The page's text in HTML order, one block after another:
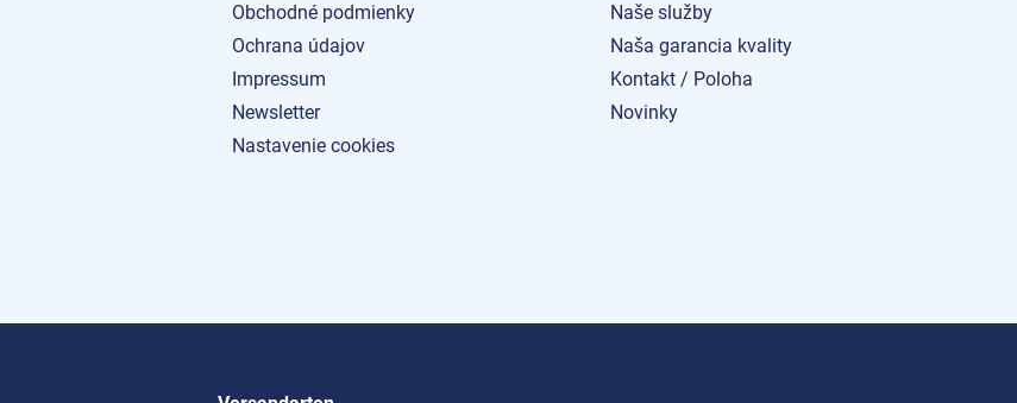
Obchodné podmienky
Ochrana údajov
Impressum
Newsletter
Nastavenie cookies
Naše služby
Naša garancia kvality
Kontakt / Poloha
Novinky